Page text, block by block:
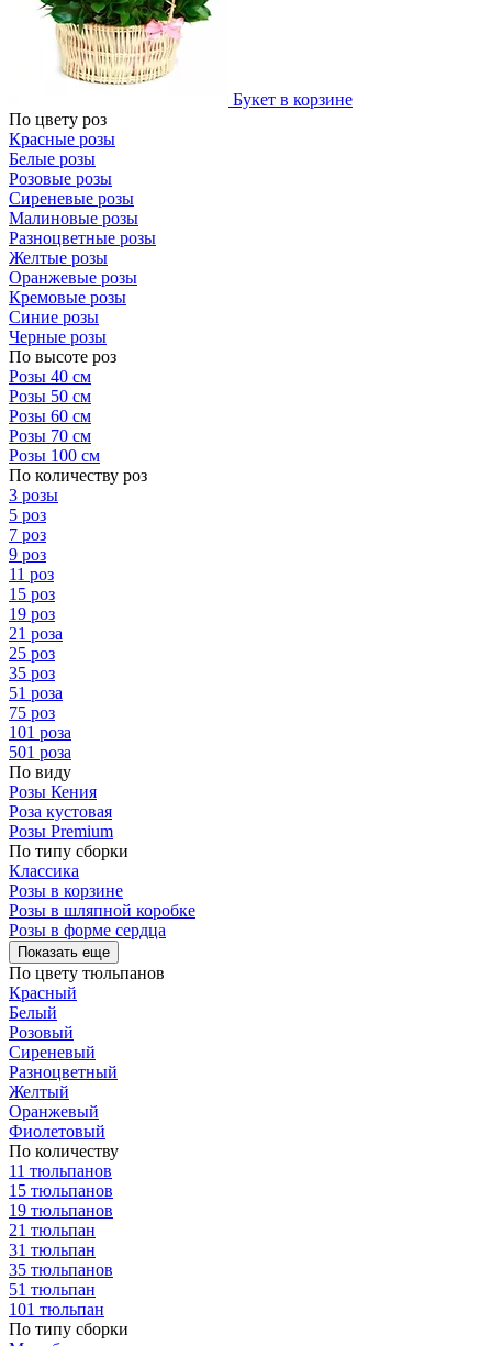
Букет в корзине
По цвету роз
Красные розы
Белые розы
Розовые розы
Сиреневые розы
Малиновые розы
Разноцветные розы
Желтые розы
Оранжевые розы
Кремовые розы
Синие розы
Черные розы
По высоте роз
Розы 40 см
Розы 50 см
Розы 60 см
Розы 70 см
Розы 100 см
По количеству роз
3 розы
5 роз
7 роз
9 роз
11 роз
15 роз
19 роз
21 роза
25 роз
35 роз
51 роза
75 роз
101 роза
501 роза
По виду
Розы Кения
Роза кустовая
Розы Premium
По типу сборки
Классика
Розы в корзине
Розы в шляпной коробке
Розы в форме сердца
Показать еще
По цвету тюльпанов
Красный
Белый
Розовый
Сиреневый
Разноцветный
Желтый
Оранжевый
Фиолетовый
По количеству
11 тюльпанов
15 тюльпанов
19 тюльпанов
21 тюльпан
31 тюльпан
35 тюльпанов
51 тюльпан
101 тюльпан
По типу сборки